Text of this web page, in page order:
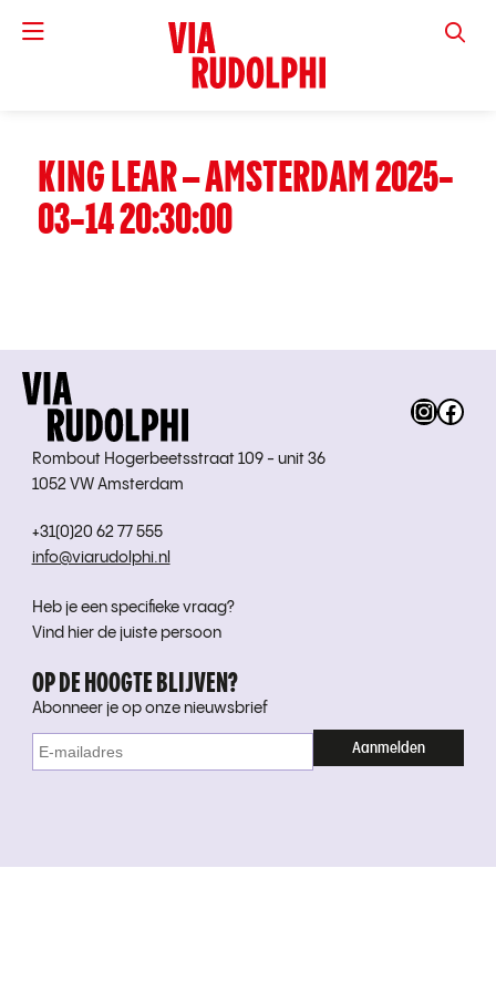
VIA
KING LEAR – AMSTERDAM 2025-
03-14 20:30:00
Rombout Hogerbeetsstraat 109 - unit 36
1052 VW Amsterdam
+31(0)20 62 77 555
info@viarudolphi.nl
Heb je een specifieke vraag?
Vind hier de juiste persoon
OP DE HOOGTE BLIJVEN?
Abonneer je op onze nieuwsbrief